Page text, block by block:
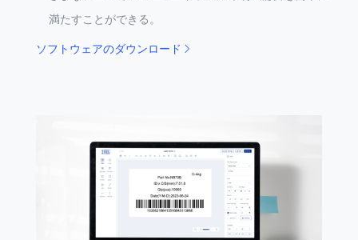
満たすことができる。
ソフトウェアのダウンロード